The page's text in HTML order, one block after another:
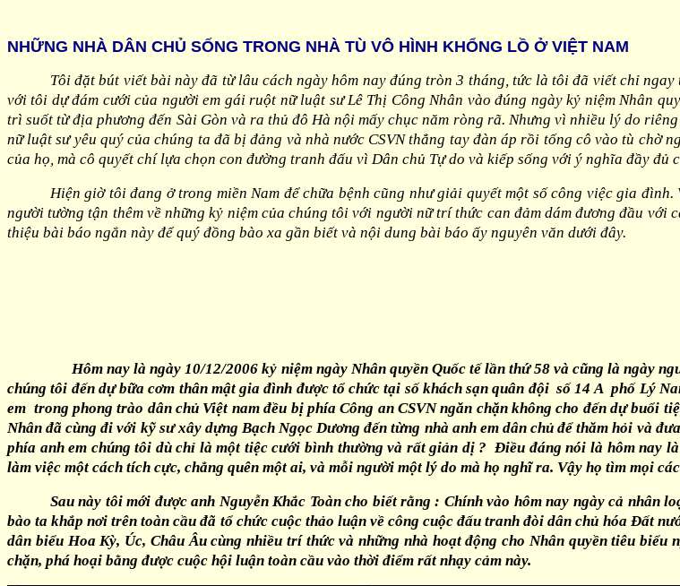
NHỮNG NHÀ DÂN CHỦ SỐNG TRONG NHÀ TÙ VÔ HÌNH KHỔNG LỒ Ở VIỆT NAM
Tôi đặt bút viết bài này đã từ lâu cách ngày hôm nay đúng tròn 3 tháng, tức là tôi đã viết chỉ
với tôi dự đám cưới của người em gái ruột nữ luật sư Lê Thị Công Nhân vào đúng ngày kỷ niệm Nhân
trì suốt từ địa phương đến Sài Gòn và ra thủ đô Hà nội mấy chục năm ròng rã. Nhưng vì nhiều lý do
nữ luật sư yêu quý của chúng ta đã bị đảng và nhà nước CSVN thẳng tay đàn áp rồi tống cô vào tù chờ
của họ, mà cô quyết chí lựa chọn con đường tranh đấu vì Dân chủ Tự do và kiếp sống với ý nghĩa đầy đủ
Hiện giờ tôi đang ở trong miền Nam để chữa bệnh cũng như giải quyết một số công việc gia
người tường tận thêm về những kỷ niệm của chúng tôi với người nữ trí thức can đảm dám đương đầu
thiệu bài báo ngắn này để quý đồng bào xa gần biết và nội dung bài báo ấy nguyên văn dưới đây.
Hôm nay là ngày 10/12/2006 kỷ niệm ngày Nhân quyền Quốc tế lần thứ 58 và cũng là ngày
chúng tôi đến dự bữa cơm thân mật gia đình được tổ chức tại số khách sạn quân đội số 14 A phố Lý
em trong phong trào dân chủ Việt nam đều bị phía Công an CSVN ngăn chặn không cho đến dự buổi
Nhân đã cùng đi với kỹ sư xây dựng Bạch Ngọc Dương đến từng nhà anh em dân chủ để thăm hỏi và
phía anh em chúng tôi dù chỉ là một tiệc cưới bình thường và rất giản dị ? Điều đáng nói là hôm nay
làm việc một cách tích cực, chẳng quên một ai, và mỗi người một lý do mà họ nghĩ ra. Vậy họ tìm mọi
Sau này tôi mới được anh Nguyễn Khắc Toàn cho biết rằng : Chính vào hôm nay ngày cả
bào ta khắp nơi trên toàn cầu đã tổ chức cuộc thảo luận về công cuộc đấu tranh đòi dân chủ hóa Đất
dân biểu Hoa Kỳ, Úc, Châu Âu cùng nhiều trí thức và những nhà hoạt động cho Nhân quyền tiêu
chặn, phá hoại bằng được cuộc hội luận toàn cầu vào thời điểm rất nhạy cảm này.